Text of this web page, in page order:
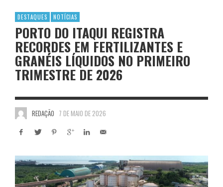
DESTAQUES NOTÍCIAS
PORTO DO ITAQUI REGISTRA
RECORDES EM FERTILIZANTES E
GRANÉIS LÍQUIDOS NO PRIMEIRO
TRIMESTRE DE 2026
REDAÇÃO 7 DE MAIO DE 2026